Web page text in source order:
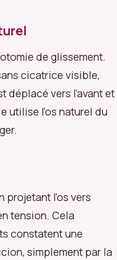
de glissement.
cicatrice visible,
déplacé vers l’avant et
utilise l’os naturel du
projetant l’os vers
tension. Cela
constatent une
simplement par la